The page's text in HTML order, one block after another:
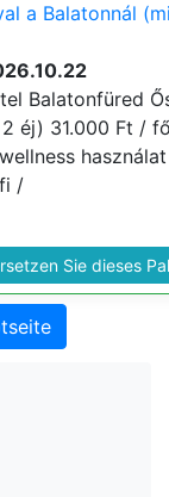
a Balatonnál
Balatonfüred
éj) 31.000 Ft /
/
Sie dieses